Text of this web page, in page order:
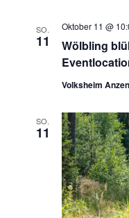
SO.
11
Wölbling
Oktober 11 @
Volksheim
SO.
11